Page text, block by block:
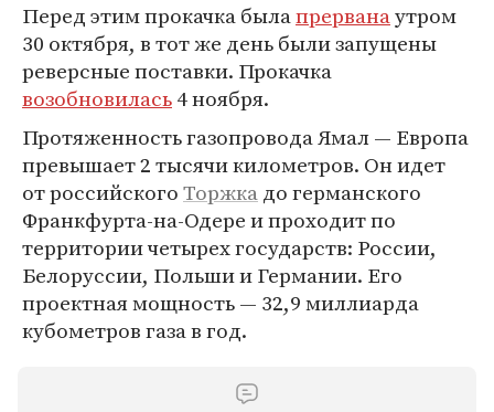
Перед этим прокачка былапрерванаутром
30 октября, в тот же день были запущены
реверсные поставки. Прокачка
возобновилась4 ноября.
Протяженность газопровода Ямал — Европа
превышает 2 тысячи километров. Он идет
от российскогоТоржкадо германского
Франкфурта-на-Одере и проходит по
территории четырех государств: России,
Белоруссии, Польши и Германии. Его
проектная мощность — 32,9 миллиарда
кубометров газа в год.